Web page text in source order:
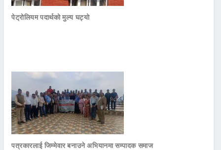
पेट्रोलियम पदार्थको मुल्य घट्यो
पत्रकारलाई जिम्मेवार बनाउने अभियानमा सम्पादक समाज